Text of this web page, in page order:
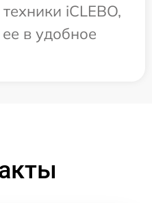
iCLEBO,
в удобное